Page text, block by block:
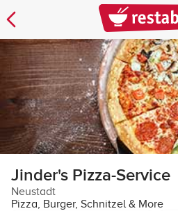
Jinder's Pizza-Service
Neustadt
Pizza, Burger, Schnitzel & More